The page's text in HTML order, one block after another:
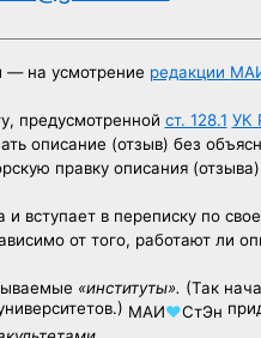
— на усмотрение редакции
предусмотренной ст. 128.1 УК
описание (отзыв) без
правку описания
вступает в переписку по
от того, работают ли
«институты». (Так
МАИ♥СтЭн